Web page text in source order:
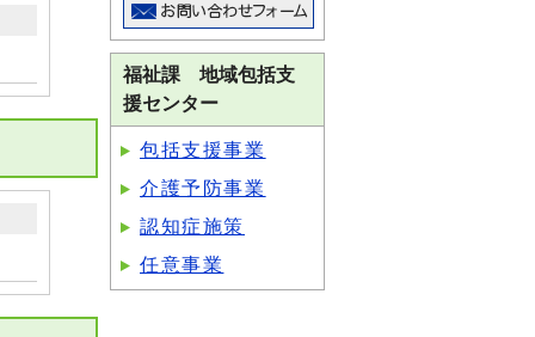
福祉課 地域包括支
援センター
包括支援事業
介護予防事業
認知症施策
任意事業